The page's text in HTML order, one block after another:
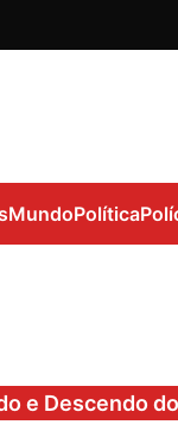
MundoPolítica
e Descendo